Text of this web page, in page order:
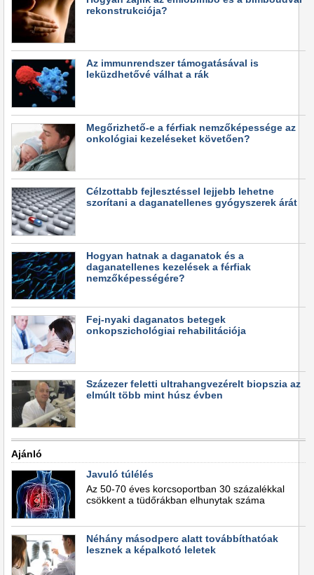
rekonstrukciója?
Az immunrendszer támogatásával is
leküzdhetővé válhat a rák
Megőrizhető-e a férfiak nemzőképessége az
onkológiai kezeléseket követően?
Célzottabb fejlesztéssel lejjebb lehetne
szorítani a daganatellenes gyógyszerek árát
Hogyan hatnak a daganatok és a
daganatellenes kezelések a férfiak
nemzőképességére?
Fej-nyaki daganatos betegek
onkopszichológiai rehabilitációja
Százezer feletti ultrahangvezérelt biopszia az
elmúlt több mint húsz évben
Ajánló
Javuló túlélés
Az 50-70 éves korcsoportban 30 százalékkal
csökkent a tüdőrákban elhunytak száma
Néhány másodperc alatt továbbíthatóak
lesznek a képalkotó leletek